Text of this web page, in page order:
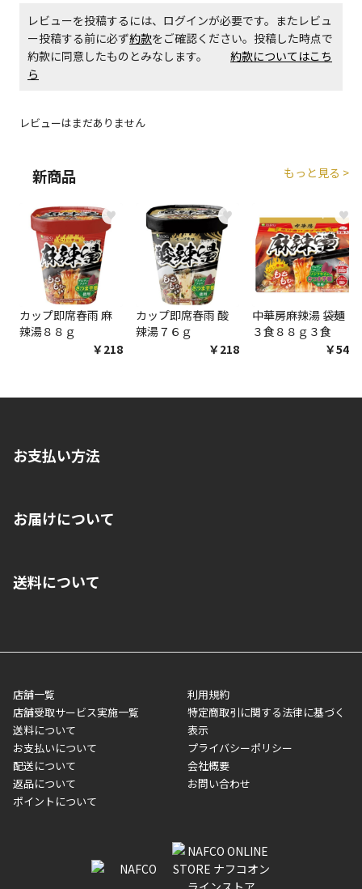
レビューを投稿するには、ログインが必要です。またレビュ
ー投稿する前に必ず約款をご確認ください。投稿した時点で
約款に同意したものとみなします。 約款についてはこち
ら
レビューはまだありません
新商品 もっと見る >
♥
カップ即席春雨 麻
辣湯８８ｇ
￥218
♥
カップ即席春雨 酸
辣湯７６ｇ
￥218
♥
中華房麻辣湯 袋麺
３食８８ｇ３食
￥548
お支払い方法
いいただくことはできません。ご了承ください。
■代金引換(代引)※手数料がかかります
■商品によっては一部決済方法が使用できない場合がございま
す。
お届けについて
ご注文が確認出来次第、1～4営業日に発送いたします。「お取り
業日にてお引渡しとなります。(離島などの場合、例外もあります)
メーカー直送品など一部商品については、その他商品との購入に
制限がかかる場合がございます。また発送日についても、通常と
異なる場合がございます。対象商品の説明ページをご確認くださ
い。
■店舗受取をご選択いただいた場合
ご注文が確認出来次第、お受取される店舗在庫を使用してご準備
をさせていただきます。店舗に在庫がない場合は店舗よりお取り
いただく場合がございます。店舗準備でのお渡しとなる為、商品
のみの受け渡しとなります。（箱や納品書は付属しておりませ
ん）店舗で準備が出来次第、メールにてご連絡させていただきま
送料について
店舗一覧
店舗受取サービス実施一覧
送料について
お支払いについて
配送について
返品について
ポイントについて
利用規約
特定商取引に関する法律に基づく
表示
プライバシーポリシー
会社概要
お問い合わせ